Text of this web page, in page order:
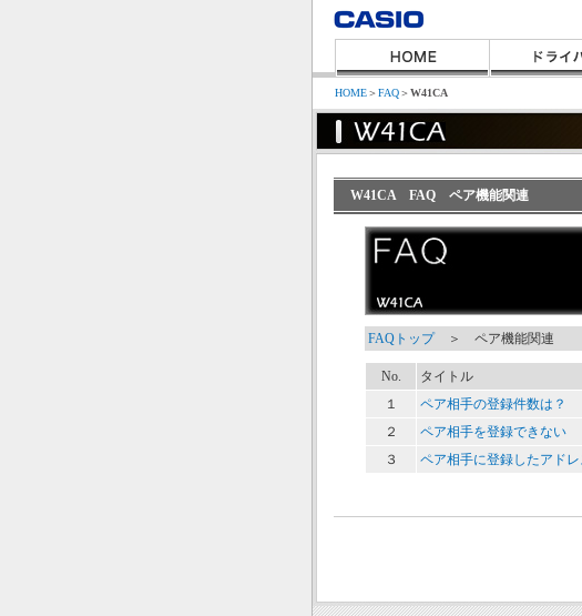
HOME＞FAQ＞W41CA
W41CA FAQ ペア機能関連
FAQトップ＞ ペア機能関連
No.
タイトル
１
ペア相手の登録件数は？
２
ペア相手を登録できない
３
ペア相手に登録したアド